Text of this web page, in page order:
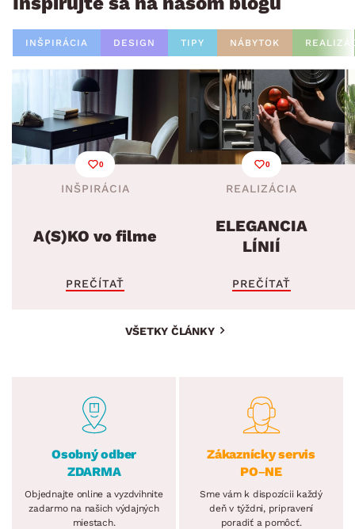
INŠPIRÁCIA DESIGN TIPY NÁBYTOK
0
INŠPIRÁCIA
A(S)KO vo filme
PREČÍTAŤ
0
REALIZÁCIA
ELEGANCIA
LÍNIÍ
PREČÍTAŤ
VŠETKY ČLÁNKY
Osobný odber
ZDARMA
Objednajte online a vyzdvihnite
zadarmo na našich výdajných
miestach.
Zákaznícky servis
PO–NE
Sme vám k dispozícii každý
deň v týždni, pripravení
poradiť a pomôcť.